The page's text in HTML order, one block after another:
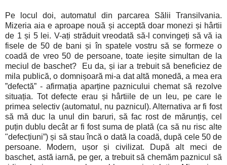
Pe locul doi, automatul din parcarea Sălii Transilvania.
Mizeria aia e aproape nouă și acceptă doar monezi și hârtii
de 1 și 5 lei. V-ați străduit vreodată să-l convingeți să vă ia
fisele de 50 de bani și în spatele vostru să se formeze o
coadă de vreo 50 de persoane, toate ieșite simultan de la
meciul de baschet? Eu da, și iar a trebuit să beneficiez de
mila publică, o domnișoară mi-a dat altă monedă, a mea era
”defectă” - afirmația aparține paznicului chemat să rezolve
situația. Tot defecte erau și hârtiile de un leu, pe care le
primea selectiv (automatul, nu paznicul). Alternativa ar fi fost
să mă duc la unul din baruri, să fac rost de mărunțiș, cel
puțin dublu decât ar fi fost suma de plată (ca să nu risc alte
"defecțiuni”) și să stau încă o dată la coadă, după cele 50 de
persoane. Modern, ușor și civilizat. După alt meci de
baschet, astă iarnă, pe ger, a trebuit să chemăm paznicul să